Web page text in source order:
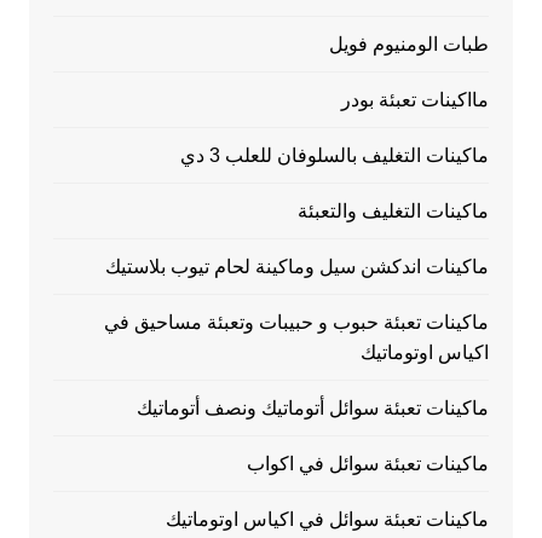
طبات الومنيوم فويل
مااكينات تعبئة بودر
ماكينات التغليف بالسلوفان للعلب 3 دي
ماكينات التغليف والتعبئة
ماكينات اندكشن سيل وماكينة لحام تيوب بلاستيك
ماكينات تعبئة حبوب و حبيبات وتعبئة مساحيق في
اكياس اوتوماتيك
ماكينات تعبئة سوائل أتوماتيك ونصف أتوماتيك
ماكينات تعبئة سوائل في اكواب
ماكينات تعبئة سوائل في اكياس اوتوماتيك